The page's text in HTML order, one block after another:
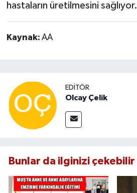
hastaların üretilmesini sağlıyor.
Kaynak: AA
EDITÖR
Olcay Çelik
Bunlar da ilginizi çekebilir